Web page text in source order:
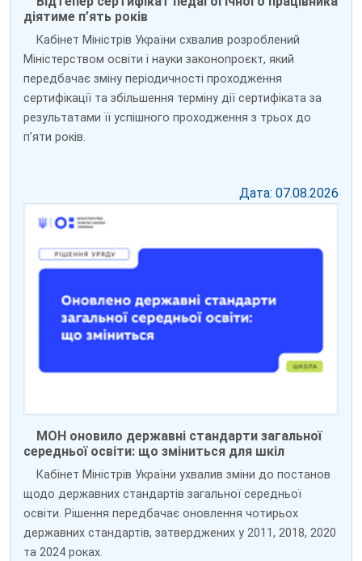
діятиме п’ять років
Кабінет Міністрів України схвалив розроблений
Міністерством освіти і науки законопроєкт, який
передбачає зміну періодичності проходження
сертифікації та збільшення терміну дії сертифіката за
результатами її успішного проходження з трьох до
пʼяти років.
Дата: 07.08.2026
МОН оновило державні стандарти загальної
середньої освіти: що зміниться для шкіл
Кабінет Міністрів України ухвалив зміни до постанов
щодо державних стандартів загальної середньої
освіти. Рішення передбачає оновлення чотирьох
державних стандартів, затверджених у 2011, 2018, 2020
та 2024 роках.